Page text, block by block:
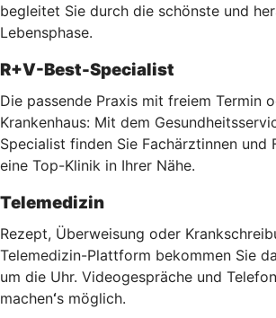
begleitet Sie durch die schönste und
Lebensphase.
R+V-Best-Specialist
Die passende Praxis mit freiem Termin
Krankenhaus: Mit dem
Specialist finden Sie Fachärztinnen und
eine Top-Klinik in Ihrer Nähe.
Telemedizin
Rezept, Überweisung oder
Telemedizin-Plattform bekommen Sie
um die Uhr. Videogespräche und
machen‘s möglich.